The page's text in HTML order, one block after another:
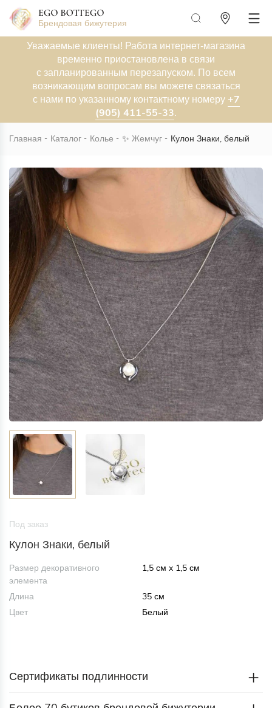
Брендовая бижутерия
Уважаемые клиенты! Работа интернет-магазина
временно приостановлена в связи
с запланированным перезапуском. По всем
возникающим вопросам вы можете связаться
с нами по указанному контактному номеру +7
(905) 411-55-33.
Главная Каталог Колье ✨ Жемчуг Кулон Знаки, белый
Новинка
Под заказ
Кулон Знаки, белый
Размер декоративного
элемента
1,5 см x 1,5 см
Длина
35 см
Цвет
Белый
Сертификаты подлинности